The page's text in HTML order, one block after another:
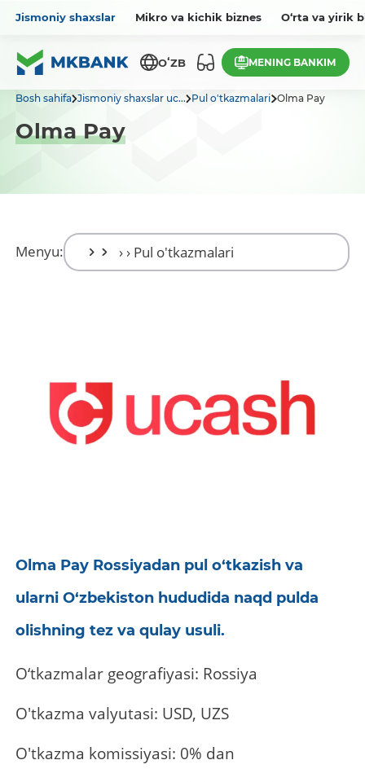
Jismoniy shaxslar Mikro va kichik biznes O‘rta va yirik
OʻZB MENING BANKIM
Bosh sahifa Jismoniy shaxslar uc... Pul o'tkazmalari Olma Pay
Olma Pay
Menyu:
Olma Pay Rossiyadan pul o‘tkazish va
ularni O‘zbekiston hududida naqd pulda
olishning tez va qulay usuli.
O‘tkazmalar geografiyasi: Rossiya
O'tkazma valyutasi: USD, UZS
O'tkazma komissiyasi: 0% dan